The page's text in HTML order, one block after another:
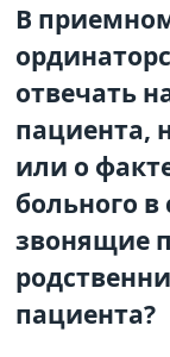
В
отвечать
пациента,
или о
больного в
звонящие
пациента?